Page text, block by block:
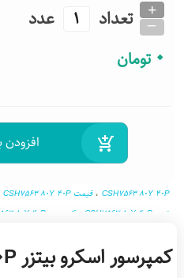
تعداد +
_ عدد
0 تومان
CSH7563 80Y 40P ،قیمت CSH7563 80Y 40P
خرید CSH7563 80Y 40P
،کمپرسور CSH7563 80Y 40P
کمپرسور اسکرو بیتزر CSH7563-80Y-40P